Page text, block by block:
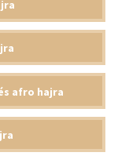
afro hajra